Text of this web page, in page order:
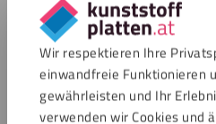
Wir respektieren Ihre
einwandfreie Funktionieren
gewährleisten und Ihr
verwenden wir Cookies und